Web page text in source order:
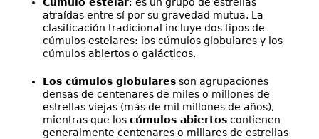
atraídas entre sí por su gravedad mutua. La
clasificación tradicional incluye dos tipos de
cúmulos estelares: los cúmulos globulares y los
cúmulos abiertos o galácticos.
Los cúmulos globulares son agrupaciones
densas de centenares de miles o millones de
estrellas viejas (más de mil millones de años),
mientras que los cúmulos abiertos contienen
generalmente centenares o millares de estrellas